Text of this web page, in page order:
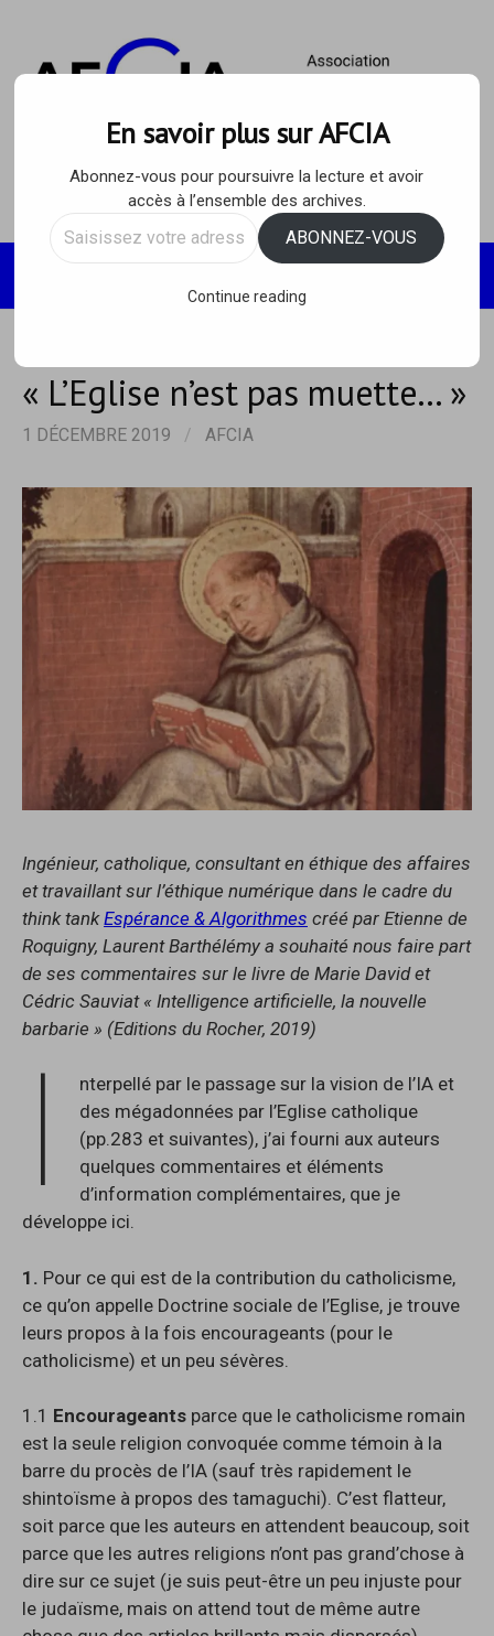
content
« L’Eglise n’est pas muette… »
1 DÉCEMBRE 2019 / AFCIA
Ingénieur, catholique, consultant en éthique des affaires
et travaillant sur l’éthique numérique dans le cadre du
think tankEspérance & Algorithmes créé par Etienne de
Roquigny, Laurent Barthélémy a souhaité nous faire part
de ses commentaires sur le livre de Marie David et
Cédric Sauviat « Intelligence artificielle, la nouvelle
barbarie » (Editions du Rocher, 2019)
I
nterpellé par le passage sur la vision de l’IA et
des mégadonnées par l’Eglise catholique
(pp.283 et suivantes), j’ai fourni aux auteurs
quelques commentaires et éléments
d’information complémentaires, que je
développe ici.
1. Pour ce qui est de la contribution du catholicisme,
ce qu’on appelle Doctrine sociale de l’Eglise, je trouve
leurs propos à la fois encourageants (pour le
catholicisme) et un peu sévères.
1.1 Encourageants parce que le catholicisme romain
est la seule religion convoquée comme témoin à la
barre du procès de l’IA (sauf très rapidement le
shintoïsme à propos des tamaguchi). C’est flatteur,
soit parce que les auteurs en attendent beaucoup, soit
parce que les autres religions n’ont pas grand’chose à
dire sur ce sujet (je suis peut-être un peu injuste pour
le judaïsme, mais on attend tout de même autre
En savoir plus sur AFCIA
Abonnez-vous pour poursuivre la lecture et avoir
accès à l’ensemble des archives.
Saisissez
ABONNEZ-VOUS
Continue reading